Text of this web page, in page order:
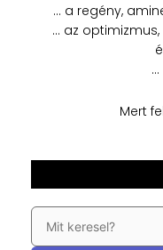
… a regény,
… az
Mert